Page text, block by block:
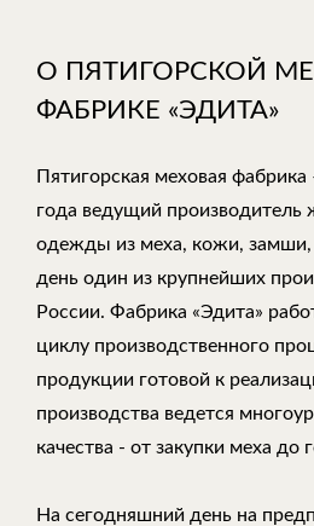
О ПЯТИГОРСКОЙ
ФАБРИКЕ «ЭДИТА»
Пятигорская меховая фабрика
года ведущий производитель
одежды из меха, кожи, замши,
день один из крупнейших
России. Фабрика «Эдита»
циклу производственного
продукции готовой к
производства ведется
качества - от закупки меха до
На сегодняшний день на